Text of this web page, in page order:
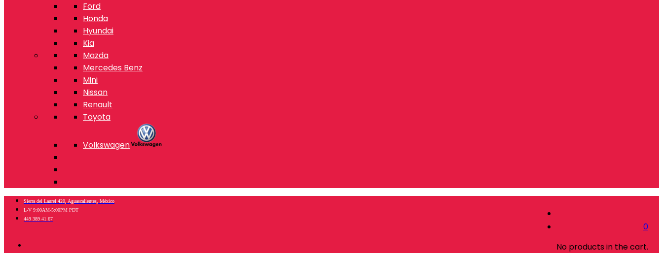
Ford
Honda
Hyundai
Kia
Mazda
Mercedes Benz
Mini
Nissan
Renault
Toyota
Volkswagen
0
No products in the cart.
Sierra del Laurel 420, Aguascalientes, México
L-V 9:00AM-5:00PM PDT
449 389 41 67